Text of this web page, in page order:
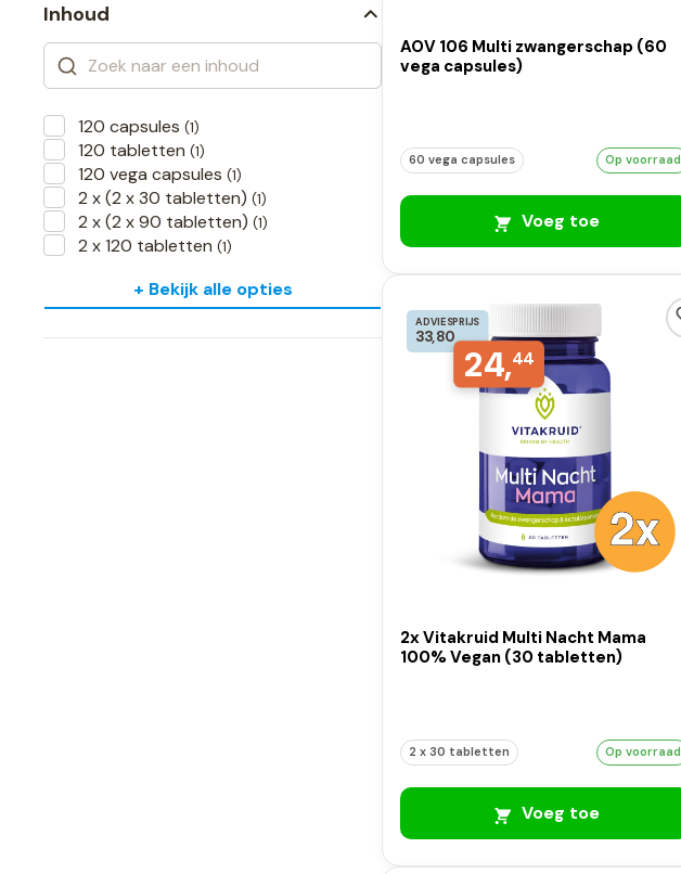
Inhoud
120 capsules (1)
120 tabletten (1)
120 vega capsules (1)
2 x (2 x 30 tabletten) (1)
2 x (2 x 90 tabletten) (1)
2 x 120 tabletten (1)
+ Bekijk alle opties
AOV 106 Multi zwangerschap (60
vega capsules)
60 vega capsules Op voorraad
Voeg toe
ADVIESPRIJS
33,80
24,44
2x Vitakruid Multi Nacht Mama
100% Vegan (30 tabletten)
2 x 30 tabletten Op voorraad
Voeg toe